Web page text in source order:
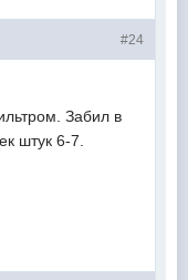
#24
Забил в
штук 6-7.